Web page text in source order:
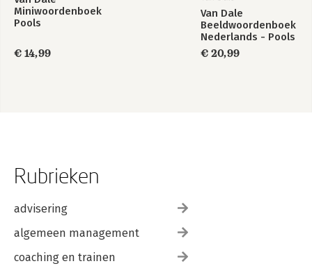
Miniwoordenboek
Pools
€ 14,99
Van Dale
Beeldwoordenboek
Nederlands - Pools
€ 20,99
Rubrieken
advisering
algemeen management
coaching en trainen